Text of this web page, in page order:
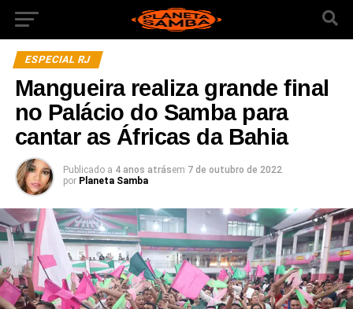
ESPECIAL RJ
Mangueira realiza grande final
no Palácio do Samba para
cantar as Áfricas da Bahia
Publicado a 4 anos atrásem 7 de outubro de 2022
por Planeta Samba